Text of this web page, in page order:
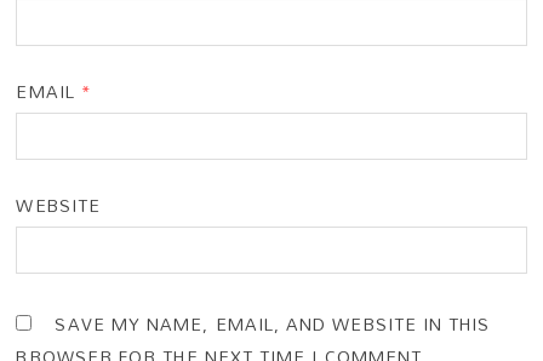
EMAIL *
WEBSITE
SAVE MY NAME, EMAIL, AND WEBSITE IN THIS